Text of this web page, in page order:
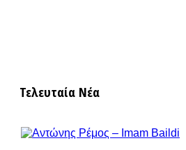
Τελευταία Νέα